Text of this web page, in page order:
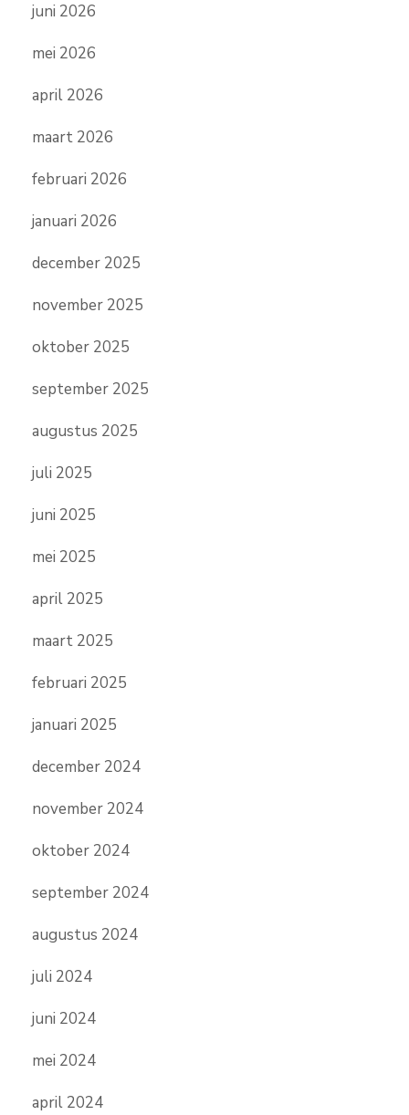
juni 2026
mei 2026
april 2026
maart 2026
februari 2026
januari 2026
december 2025
november 2025
oktober 2025
september 2025
augustus 2025
juli 2025
juni 2025
mei 2025
april 2025
maart 2025
februari 2025
januari 2025
december 2024
november 2024
oktober 2024
september 2024
augustus 2024
juli 2024
juni 2024
mei 2024
april 2024